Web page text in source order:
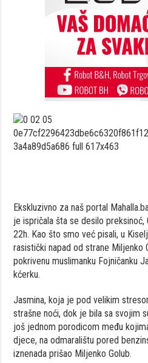
Ekskluzivno za naš portal
je ispričala šta se desilo preksinoć,
22h. Kao što smo već pisali, u
rasistički napad od strane Miljenko
pokrivenu muslimanku Fojničanku
kćerku.
Jasmina, koja je pod velikim
strašne noći, dok je bila sa svojim
još jednom porodicom među
djece, na odmaralištu pored
iznenada prišao Miljenko Golub.